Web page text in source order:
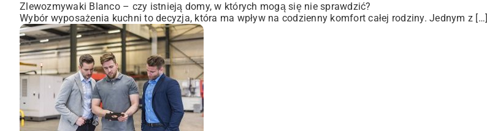
Zlewozmywaki Blanco – czy istnieją domy, w których mogą się nie sprawdzić?
Wybór wyposażenia kuchni to decyzja, która ma wpływ na codzienny komfort całej rodziny. Jednym z […]